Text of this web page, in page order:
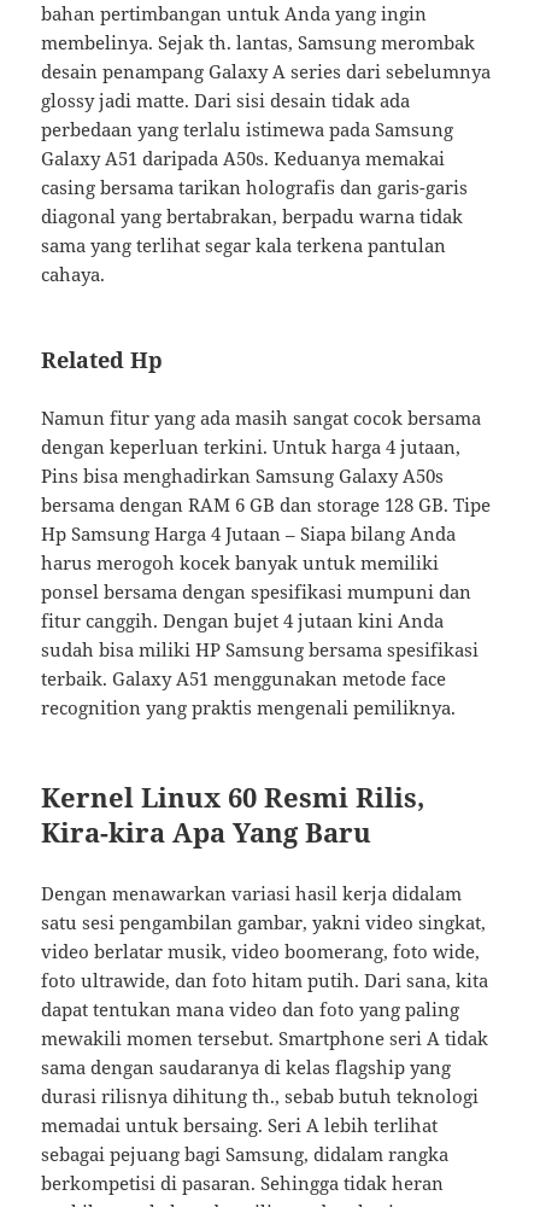
bahan pertimbangan untuk Anda yang ingin
membelinya. Sejak th. lantas, Samsung merombak
desain penampang Galaxy A series dari sebelumnya
glossy jadi matte. Dari sisi desain tidak ada
perbedaan yang terlalu istimewa pada Samsung
Galaxy A51 daripada A50s. Keduanya memakai
casing bersama tarikan holografis dan garis-garis
diagonal yang bertabrakan, berpadu warna tidak
sama yang terlihat segar kala terkena pantulan
cahaya.
Related Hp
Namun fitur yang ada masih sangat cocok bersama
dengan keperluan terkini. Untuk harga 4 jutaan,
Pins bisa menghadirkan Samsung Galaxy A50s
bersama dengan RAM 6 GB dan storage 128 GB. Tipe
Hp Samsung Harga 4 Jutaan – Siapa bilang Anda
harus merogoh kocek banyak untuk memiliki
ponsel bersama dengan spesifikasi mumpuni dan
fitur canggih. Dengan bujet 4 jutaan kini Anda
sudah bisa miliki HP Samsung bersama spesifikasi
terbaik. Galaxy A51 menggunakan metode face
recognition yang praktis mengenali pemiliknya.
Kernel Linux 60 Resmi Rilis,
Kira-kira Apa Yang Baru
Dengan menawarkan variasi hasil kerja didalam
satu sesi pengambilan gambar, yakni video singkat,
video berlatar musik, video boomerang, foto wide,
foto ultrawide, dan foto hitam putih. Dari sana, kita
dapat tentukan mana video dan foto yang paling
mewakili momen tersebut. Smartphone seri A tidak
sama dengan saudaranya di kelas flagship yang
durasi rilisnya dihitung th., sebab butuh teknologi
memadai untuk bersaing. Seri A lebih terlihat
sebagai pejuang bagi Samsung, didalam rangka
berkompetisi di pasaran. Sehingga tidak heran